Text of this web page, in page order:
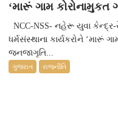
‘મારૂં ગામ કોરોનામુકત
NCC-NSS- નહેરૂ યુવા
ધર્મસંસ્થાના કાર્યકરોને ‘મારૂં
જનજાગૃતિ...
ગુજરાત રાજનીતિ